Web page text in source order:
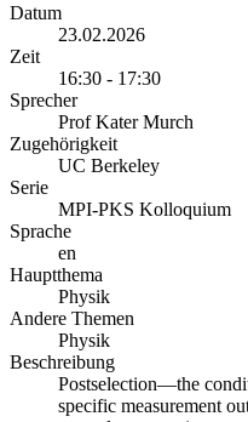
Datum
23.02.2026
Zeit
16:30 - 17:30
Sprecher
Prof Kater Murch
Zugehörigkeit
UC Berkeley
Serie
MPI-PKS Kolloquium
Sprache
en
Hauptthema
Physik
Andere Themen
Physik
Beschreibung
Postselection—the
specific measurement